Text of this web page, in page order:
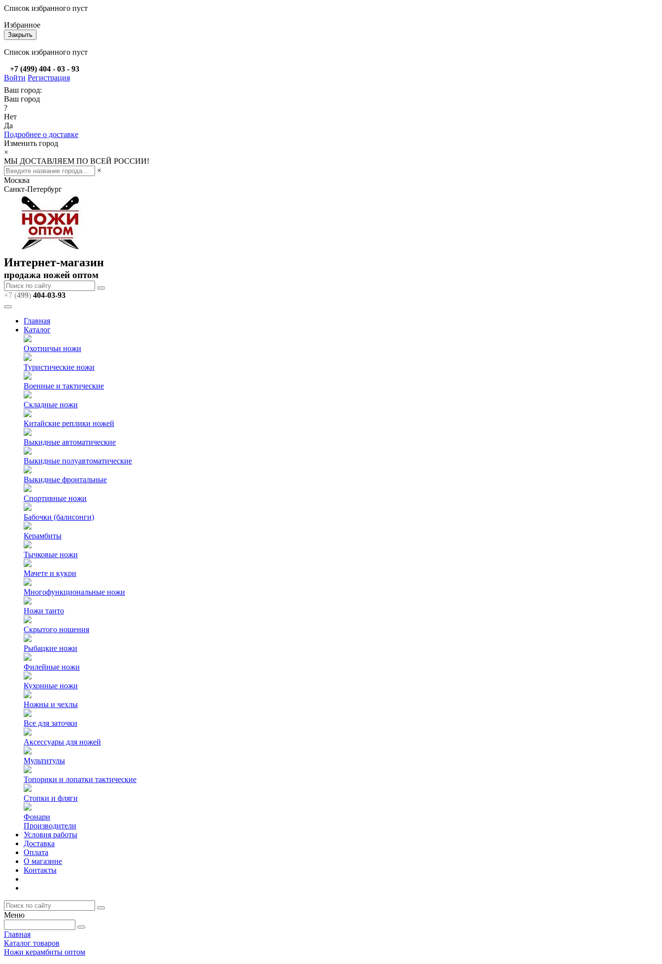
Список избранного пуст
Избранное
Закрыть
Список избранного пуст
+7 (499) 404 - 03 - 93
Войти Регистрация
Ваш город:
Ваш город
?
Нет
Да
Подробнее о доставке
Изменить город
×
МЫ ДОСТАВЛЯЕМ ПО ВСЕЙ РОССИИ!
×
Москва
Санкт-Петербург
Интернет-магазин
продажа ножей оптом
+7 (499) 404-03-93
Главная
Каталог
Охотничьи ножи
Туристические ножи
Военные и тактические
Складные ножи
Китайские реплики ножей
Выкидные автоматические
Выкидные полуавтоматические
Выкидные фронтальные
Спортивные ножи
Бабочки (балисонги)
Керамбиты
Тычковые ножи
Мачете и кукри
Многофункциональные ножи
Ножи танто
Скрытого ношения
Рыбацкие ножи
Филейные ножи
Кухонные ножи
Ножны и чехлы
Все для заточки
Аксессуары для ножей
Мультитулы
Топорики и лопатки тактические
Стопки и фляги
Фонари
Производители
Условия работы
Доставка
Оплата
О магазине
Контакты
Меню
Главная
Каталог товаров
Ножи керамбиты оптом